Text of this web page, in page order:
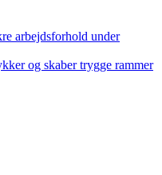
arbejdsforhold under
og skaber trygge rammer